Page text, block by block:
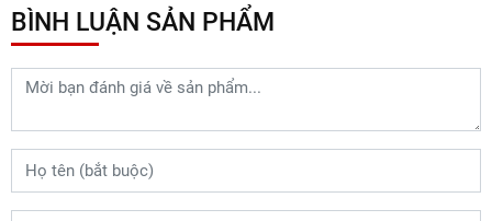
BÌNH LUẬN SẢN PHẨM